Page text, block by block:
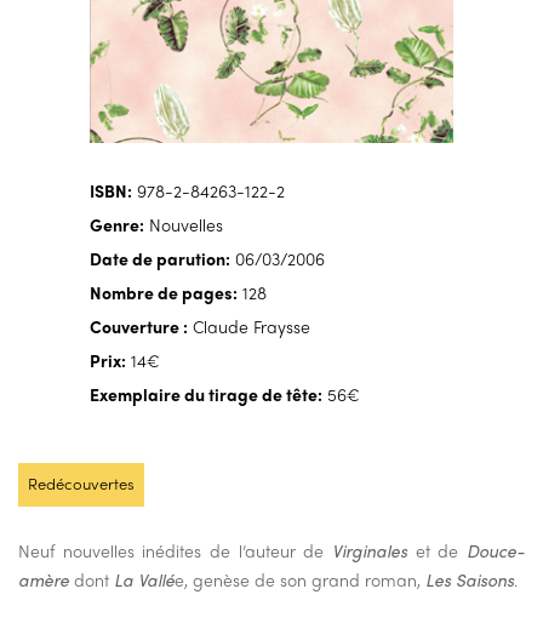
ISBN: 978-2-84263-122-2
Genre: Nouvelles
Date de parution: 06/03/2006
Nombre de pages: 128
Couverture : Claude Fraysse
Prix: 14€
Exemplaire du tirage de tête: 56€
Redécouvertes
Neuf nouvelles inédites de l’auteur de Virginaleset de Douce-
amère dont La Vallée, genèse de son grand roman, Les Saisons.